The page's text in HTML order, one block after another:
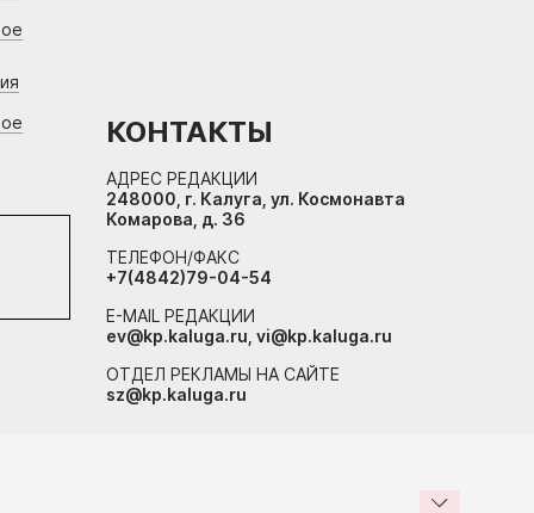
КОНТАКТЫ
АДРЕС РЕДАКЦИИ
248000, г. Калуга, ул. Космонавта
Комарова, д. 36
ТЕЛЕФОН/ФАКС
+7(4842)79-04-54
E-MAIL РЕДАКЦИИ
ev@kp.kaluga.ru, vi@kp.kaluga.ru
ОТДЕЛ РЕКЛАМЫ НА САЙТЕ
sz@kp.kaluga.ru